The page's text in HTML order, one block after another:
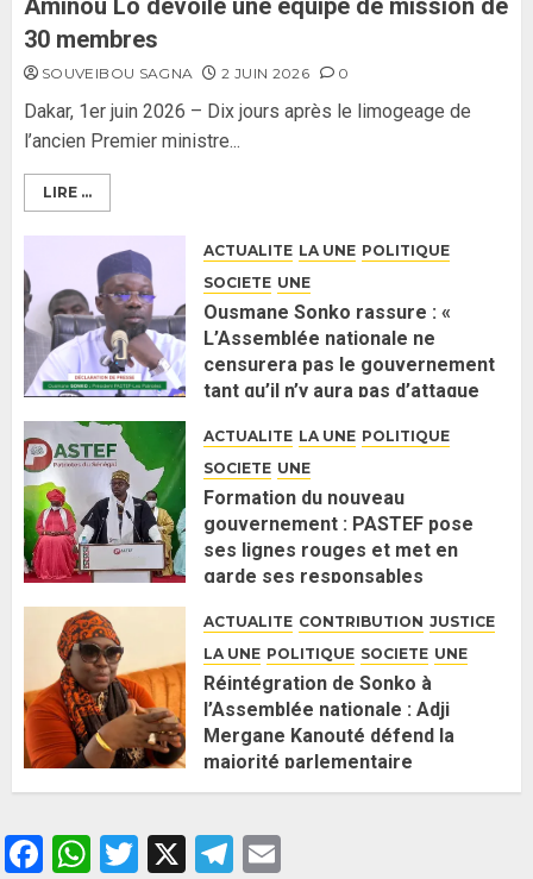
Aminou Lo dévoile une équipe de mission de
30 membres
SOUVEIBOU SAGNA 2 JUIN 2026 0
Dakar, 1er juin 2026 – Dix jours après le limogeage de
l’ancien Premier ministre...
LIRE ...
ACTUALITE LA UNE POLITIQUE
SOCIETE UNE
Ousmane Sonko rassure : «
L’Assemblée nationale ne
censurera pas le gouvernement
tant qu’il n’y aura pas d’attaque
2 JUIN 2026 0
ACTUALITE LA UNE POLITIQUE
SOCIETE UNE
Formation du nouveau
gouvernement : PASTEF pose
ses lignes rouges et met en
garde ses responsables
ACTUALITE CONTRIBUTION JUSTICE
LA UNE POLITIQUE SOCIETE UNE
Réintégration de Sonko à
l’Assemblée nationale : Adji
Mergane Kanouté défend la
majorité parlementaire
26 MAI 2026 0
Facebook
WhatsApp
Twitter
X Telegram